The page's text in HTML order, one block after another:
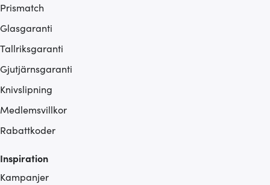
Prismatch
Glasgaranti
Tallriksgaranti
Gjutjärnsgaranti
Knivslipning
Medlemsvillkor
Rabattkoder
Inspiration
Kampanjer